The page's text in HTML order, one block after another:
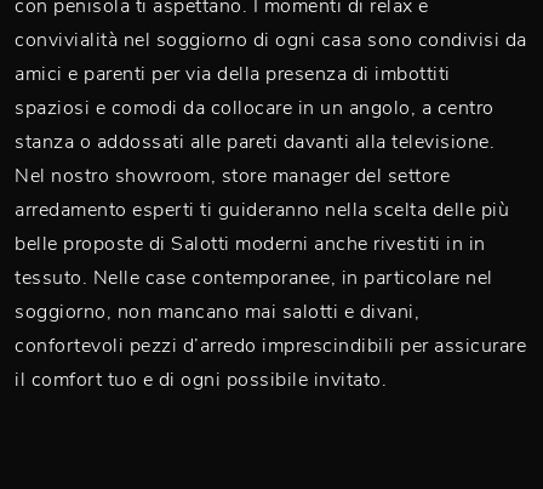
con penisola ti aspettano. I momenti di relax e
convivialità nel soggiorno di ogni casa sono condivisi da
amici e parenti per via della presenza di imbottiti
spaziosi e comodi da collocare in un angolo, a centro
stanza o addossati alle pareti davanti alla televisione.
Nel nostro showroom, store manager del settore
arredamento esperti ti guideranno nella scelta delle più
belle proposte di Salotti moderni anche rivestiti in in
tessuto. Nelle case contemporanee, in particolare nel
soggiorno, non mancano mai salotti e divani,
confortevoli pezzi d’arredo imprescindibili per assicurare
il comfort tuo e di ogni possibile invitato.